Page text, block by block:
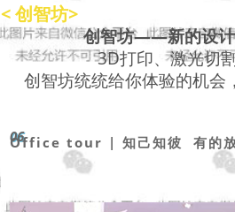
< 创智坊>
创智坊——新的设计
3D打印、激光切
创智坊统统给你体验的机会
06
Office tour | 知己知彼 有的